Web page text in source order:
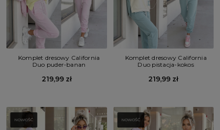
Komplet dresowy California
Duo puder-banan
219,99 zł
Komplet dresowy California
Duo pistacja-kokos
219,99 zł
NOWOŚĆ NOWOŚĆ